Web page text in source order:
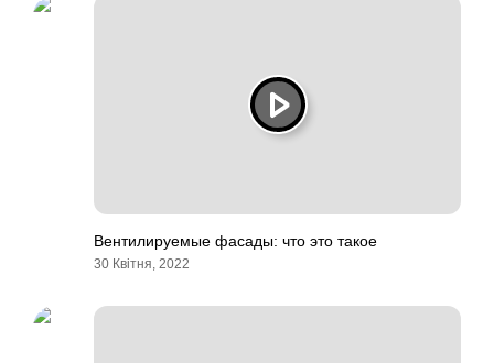
Вентилируемые фасады: что это такое
30 Квітня, 2022